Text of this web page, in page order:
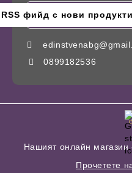
0899182536
Нашият онлайн магазин
Прочетете